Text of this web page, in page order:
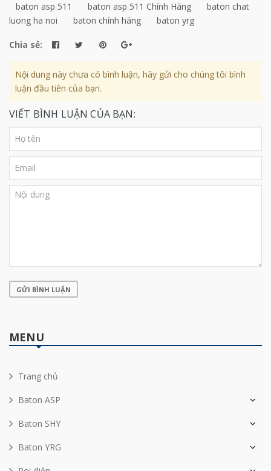
baton asp 511
baton asp 511 Chính Hãng
baton chat
luong ha noi
baton chính hãng baton yrg
Chia sẻ:
Nội dung này chưa có bình luận, hãy gửi cho chúng tôi bình
luận đầu tiên của bạn.
VIẾT BÌNH LUẬN CỦA BẠN:
GỬI BÌNH LUẬN
MENU
Trang chủ
Baton ASP
Baton SHY
Baton YRG